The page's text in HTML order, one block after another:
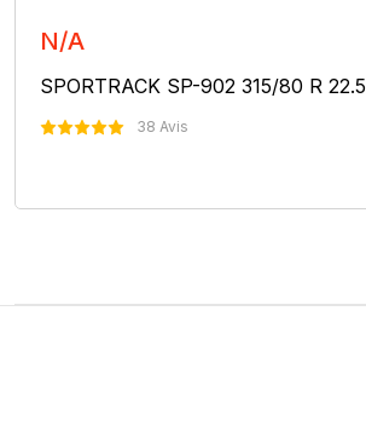
N/A
SPORTRACK SP-902 315/80 R 22.5
38 Avis